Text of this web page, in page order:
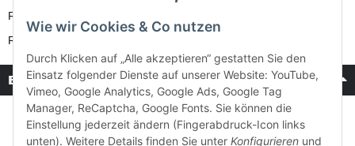
Reparatur-Service
Retouren-Service
Bezahlung & Versand
Wie wir Cookies & Co nutzen
Durch Klicken auf „Alle akzeptieren“ gestatten Sie den
Einsatz folgender Dienste auf unserer Website: YouTube,
Vimeo, Google Analytics, Google Ads, Google Tag
Manager, ReCaptcha, Google Fonts. Sie können die
Einstellung jederzeit ändern (Fingerabdruck-Icon links
unten). Weitere Details finden Sie unter Konfigurieren und